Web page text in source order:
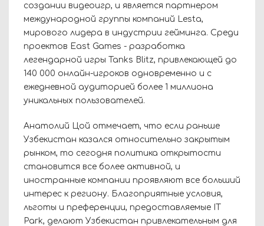
создании видеоигр, и является партнером
международной группы компаний Lesta,
мирового лидера в индустрии гейминга. Среди
проектов East Games - разработка
легендарной игры Tanks Blitz, привлекающей до
140 000 онлайн-игроков одновременно и с
ежедневной аудиторией более 1 миллиона
уникальных пользователей.
Анатолий Цой отмечает, что если раньше
Узбекистан казался относительно закрытым
рынком, то сегодня политика открытости
становится все более активной, и
иностранные компании проявляют все больший
интерес к региону. Благоприятные условия,
льготы и преференции, предоставляемые IT
Park, делают Узбекистан привлекательным для